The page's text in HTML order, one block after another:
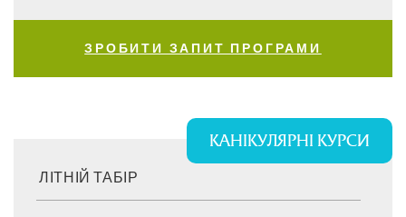
ЗРОБИТИ ЗАПИТ ПРОГРАМИ
КАНІКУЛЯРНІ КУРСИ
ЛІТНІЙ ТАБІР